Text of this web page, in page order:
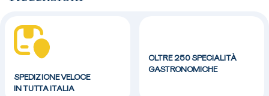
SPEDIZIONE VELOCE
IN TUTTA ITALIA
OLTRE 250 SPECIALITÀ
GASTRONOMICHE